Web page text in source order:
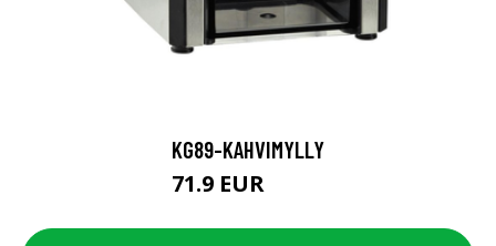
KG89-KAHVIMYLLY
71.9 EUR